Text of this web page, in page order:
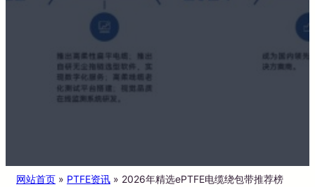
网站首页 » PTFE资讯 » 2026年精选ePTFE电缆绕包带推荐榜